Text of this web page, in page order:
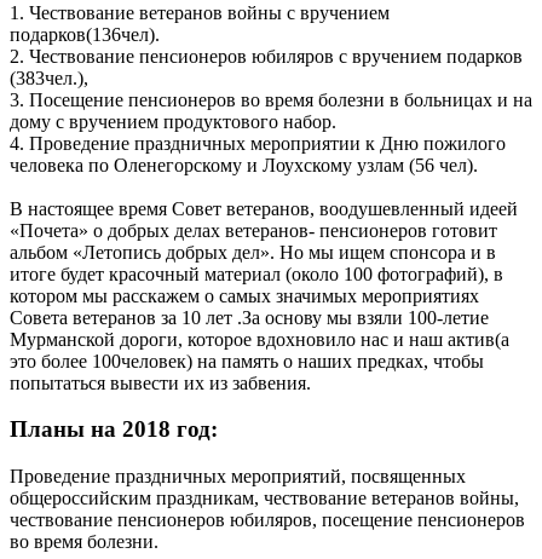
1. Чествование ветеранов войны с вручением
подарков(136чел).
2. Чествование пенсионеров юбиляров с вручением подарков
(383чел.),
3. Посещение пенсионеров во время болезни в больницах и на
дому с вручением продуктового набор.
4. Проведение праздничных мероприятии к Дню пожилого
человека по Оленегорскому и Лоухскому узлам (56 чел).
В настоящее время Совет ветеранов, воодушевленный идеей
«Почета» о добрых делах ветеранов- пенсионеров готовит
альбом «Летопись добрых дел». Но мы ищем спонсора и в
итоге будет красочный материал (около 100 фотографий), в
котором мы расскажем о самых значимых мероприятиях
Совета ветеранов за 10 лет .За основу мы взяли 100-летие
Мурманской дороги, которое вдохновило нас и наш актив(а
это более 100человек) на память о наших предках, чтобы
попытаться вывести их из забвения.
Планы на 2018 год:
Проведение праздничных мероприятий, посвященных
общероссийским праздникам, чествование ветеранов войны,
чествование пенсионеров юбиляров, посещение пенсионеров
во время болезни.